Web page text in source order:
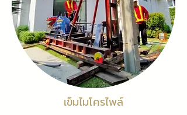
เข็มไมโครไพล์